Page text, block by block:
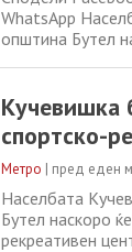
WhatsApp
oпштина Бутел
игралиште. Во
бидат
игралиште со
детско
Кучевишка
спортско-
Метро | пред еден
Населбата
Бутел наскоро
рекреативен